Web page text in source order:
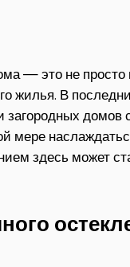
— это не
жилья. В
домов
мере
здесь может